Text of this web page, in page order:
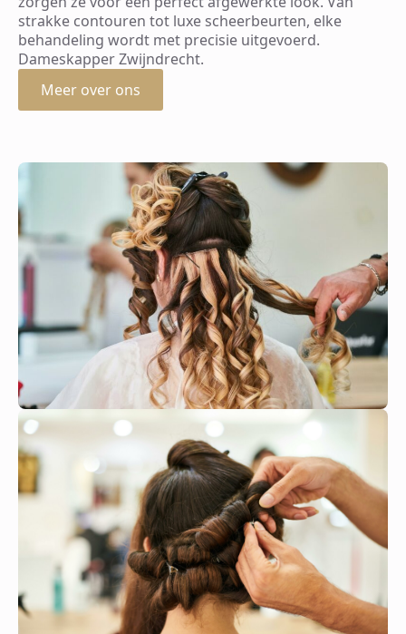
strakke contouren tot luxe scheerbeurten, elke
behandeling wordt met precisie uitgevoerd.
Dameskapper Zwijndrecht.
Meer over ons